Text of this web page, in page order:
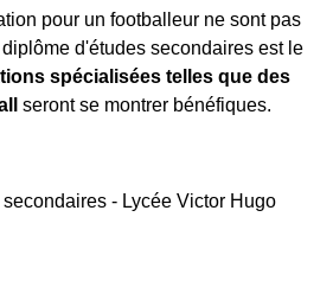
pour un footballeur ne sont pas
d'études secondaires est le
spécialisées telles que des
seront se montrer bénéfiques.
- Lycée Victor Hugo